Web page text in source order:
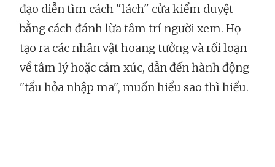
đạo diễn tìm cách "lách" cửa kiểm duyệt
bằng cách đánh lừa tâm trí người xem. Họ
tạo ra các nhân vật hoang tưởng và rối loạn
về tâm lý hoặc cảm xúc, dẫn đến hành động
"tẩu hỏa nhập ma", muốn hiểu sao thì hiểu.